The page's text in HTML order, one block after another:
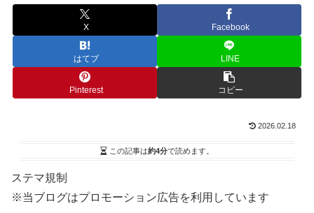
X Facebook
はてブ LINE
Pinterest コピー
2026.02.18
この記事は約4分で読めます。
ステマ規制
※当ブログはプロモーション広告を利用しています